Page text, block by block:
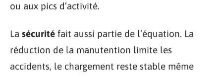
ou aux pics d’activité.
La sécurité fait aussi partie de l’équation. La
réduction de la manutention limite les
accidents, le chargement reste stable même